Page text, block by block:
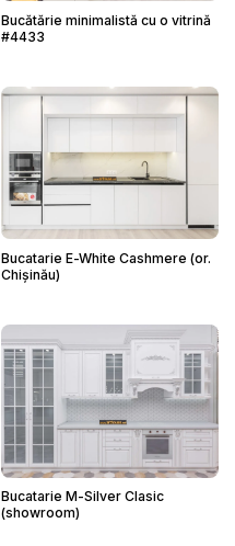
Bucătărie minimalistă cu o vitrină
#4433
Bucatarie E-White Cashmere (or.
Chișinău)
Bucatarie M-Silver Clasic
(showroom)